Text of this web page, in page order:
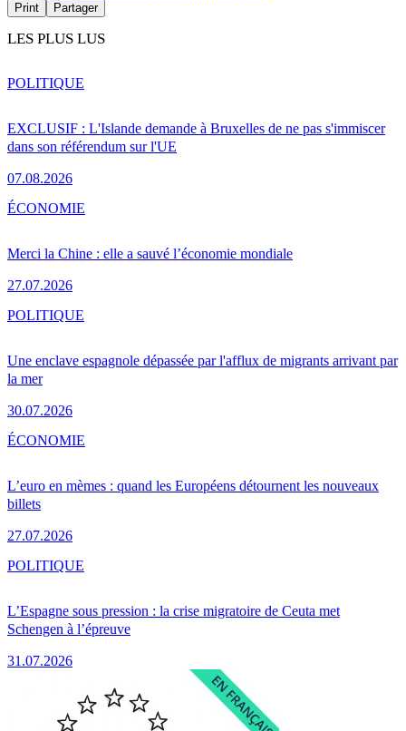
Print Partager
LES PLUS LUS
EXCLUSIF : L'Islande demande à Bruxelles de ne pas s'immiscer
dans son référendum sur l'UE
07.08.2026
POLITIQUE
Merci la Chine : elle a sauvé l’économie mondiale
27.07.2026
ÉCONOMIE
Une enclave espagnole dépassée par l'afflux de migrants arrivant par
la mer
30.07.2026
POLITIQUE
L’euro en mèmes : quand les Européens détournent les nouveaux
billets
27.07.2026
ÉCONOMIE
L’Espagne sous pression : la crise migratoire de Ceuta met
Schengen à l’épreuve
31.07.2026
POLITIQUE